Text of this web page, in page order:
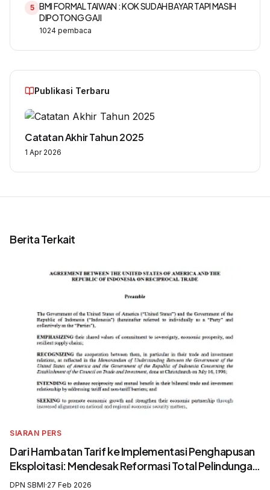
5 BMI FORMAL TAIWAN : KOK SUDAH BAYAR TAPI MASIH
DIPOTONG GAJI
1024 pembaca
Publikasi Terbaru
Catatan Akhir Tahun 2025
1 Apr 2026
Berita Terkait
SIARAN PERS
Dari Hambatan Tarif ke Implementasi Penghapusan
Eksploitasi: Mendesak Reformasi Total Pelindungan
Awak Kapal Perikanan
DPN SBMI·27 Feb 2026